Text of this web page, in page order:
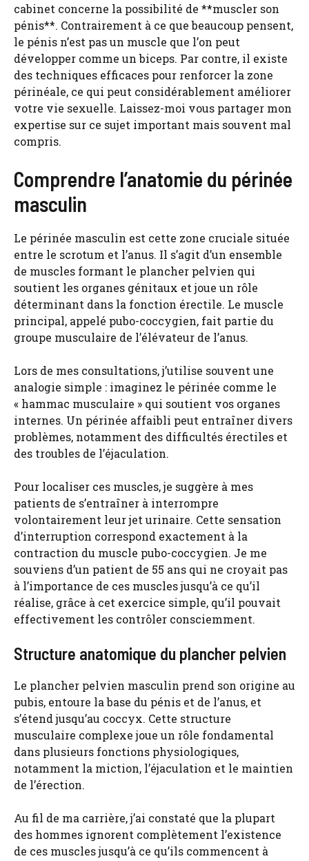
cabinet concerne la possibilité de **muscler son
pénis**. Contrairement à ce que beaucoup pensent,
le pénis n’est pas un muscle que l’on peut
développer comme un biceps. Par contre, il existe
des techniques efficaces pour renforcer la zone
périnéale, ce qui peut considérablement améliorer
votre vie sexuelle. Laissez-moi vous partager mon
expertise sur ce sujet important mais souvent mal
compris.
Comprendre l’anatomie du périnée
masculin
Le périnée masculin est cette zone cruciale située
entre le scrotum et l’anus. Il s’agit d’un ensemble
de muscles formant le plancher pelvien qui
soutient les organes génitaux et joue un rôle
déterminant dans la fonction érectile. Le muscle
principal, appelé pubo-coccygien, fait partie du
groupe musculaire de l’élévateur de l’anus.
Lors de mes consultations, j’utilise souvent une
analogie simple : imaginez le périnée comme le
« hammac musculaire » qui soutient vos organes
internes. Un périnée affaibli peut entraîner divers
problèmes, notamment des difficultés érectiles et
des troubles de l’éjaculation.
Pour localiser ces muscles, je suggère à mes
patients de s’entraîner à interrompre
volontairement leur jet urinaire. Cette sensation
d’interruption correspond exactement à la
contraction du muscle pubo-coccygien. Je me
souviens d’un patient de 55 ans qui ne croyait pas
à l’importance de ces muscles jusqu’à ce qu’il
réalise, grâce à cet exercice simple, qu’il pouvait
effectivement les contrôler consciemment.
Structure anatomique du plancher pelvien
Le plancher pelvien masculin prend son origine au
pubis, entoure la base du pénis et de l’anus, et
s’étend jusqu’au coccyx. Cette structure
musculaire complexe joue un rôle fondamental
dans plusieurs fonctions physiologiques,
notamment la miction, l’éjaculation et le maintien
de l’érection.
Au fil de ma carrière, j’ai constaté que la plupart
des hommes ignorent complètement l’existence
de ces muscles jusqu’à ce qu’ils commencent à